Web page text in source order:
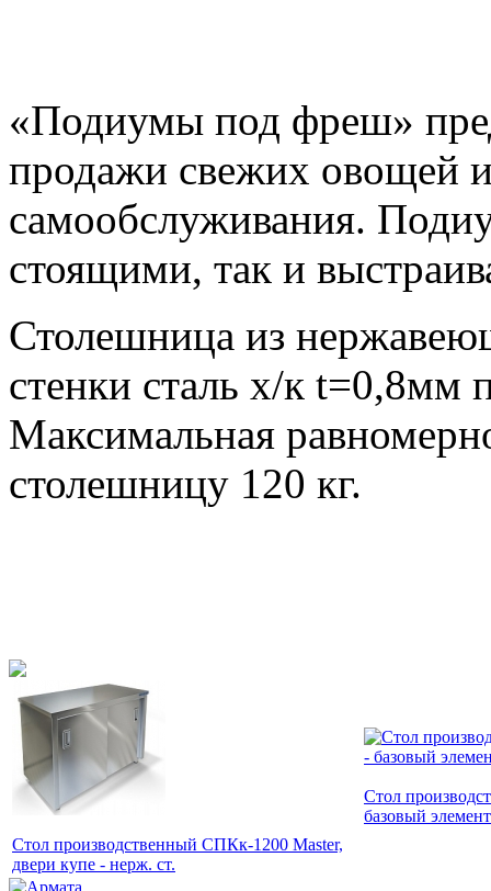
«Подиумы под фреш»
продажи свежих овощей
самообслуживания.
стоящими, так и
Столешница из
стенки сталь х/к t=0,8мм
Максимальная
столешницу 120 кг.
Стол производственный СПКк-1200 Master,
двери купе - нерж. ст.
Стол
базовый элемент